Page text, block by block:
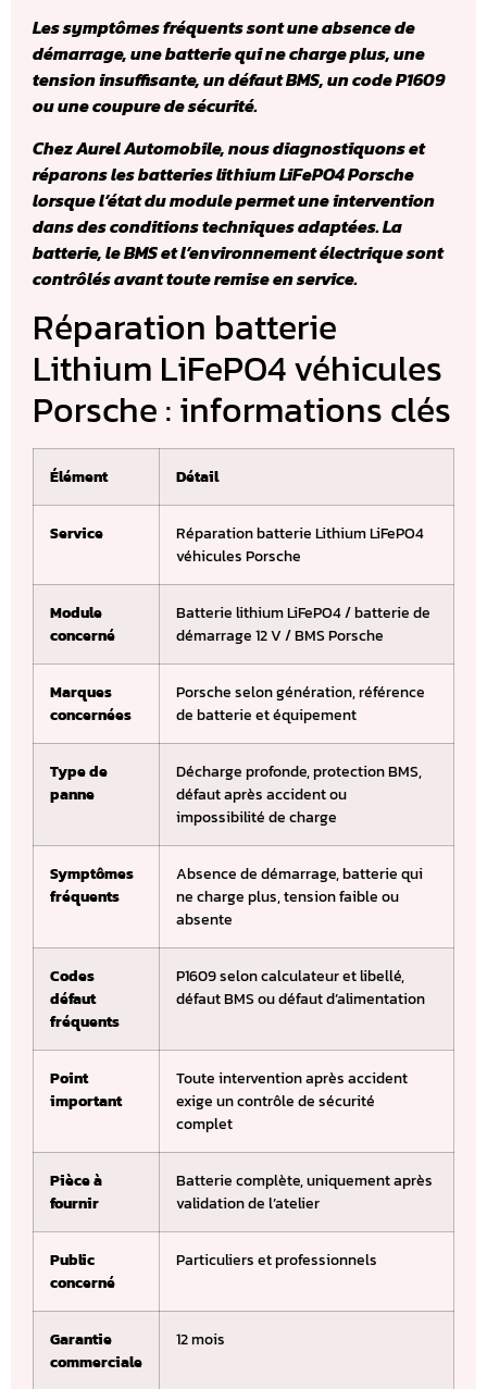
Les symptômes fréquents sont une absence de
démarrage, une batterie qui ne charge plus, une
tension insuffisante, un défaut BMS, un code P1609
ou une coupure de sécurité.
Chez Aurel Automobile, nous diagnostiquons et
réparons les batteries lithium LiFePO4 Porsche
lorsque l’état du module permet une intervention
dans des conditions techniques adaptées. La
batterie, le BMS et l’environnement électrique sont
contrôlés avant toute remise en service.
Réparation batterie
Lithium LiFePO4 véhicules
Porsche : informations clés
Élément Détail
Service
Réparation batterie Lithium LiFePO4
véhicules Porsche
Module
concerné
Batterie lithium LiFePO4 / batterie de
démarrage 12 V / BMS Porsche
Marques
concernées
Porsche selon génération, référence
de batterie et équipement
Type de
panne
Décharge profonde, protection BMS,
défaut après accident ou
impossibilité de charge
Symptômes
fréquents
Absence de démarrage, batterie qui
ne charge plus, tension faible ou
absente
Codes
défaut
fréquents
P1609 selon calculateur et libellé,
défaut BMS ou défaut d’alimentation
Point
important
Toute intervention après accident
exige un contrôle de sécurité
complet
Pièce à
fournir
Batterie complète, uniquement après
validation de l’atelier
Public
concerné
Particuliers et professionnels
Garantie
commerciale
12 mois